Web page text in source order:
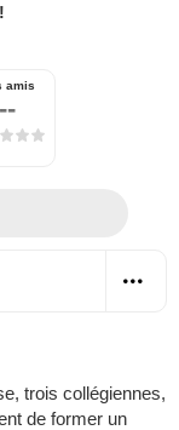
amis
--
trois collégiennes,
de former un